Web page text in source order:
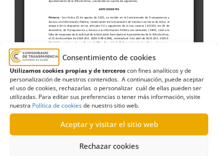
Consentimiento de cookies
Utilizamos cookies propias y de terceroscon fines analíticos y de
personalización de nuestros contenidos. A continuación, puede aceptar
el uso de cookies, rechazarlas o personalizar cuál de ellas pueden ser
utilizadas. Para editar sus preferencias o tener más información, visite
nuestra Política de cookiesde nuestro sitio web.
Aceptar y visitar el sitio web
Rechazar cookies